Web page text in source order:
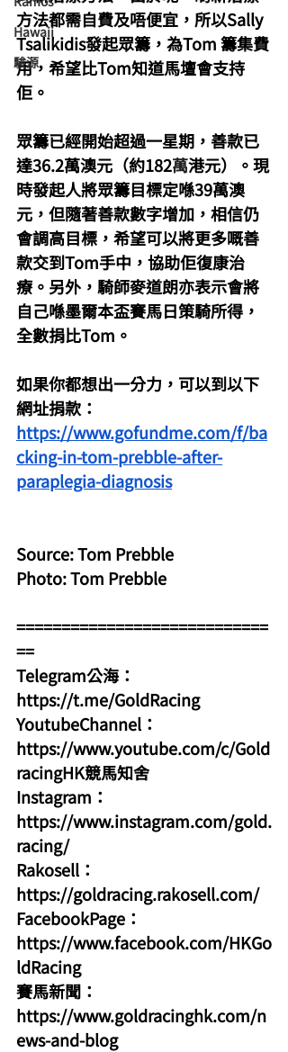
Hawaii
駿源
方法都需自費及唔便宜，所以Sally
Tsalikidis發起眾籌，為Tom 籌集費
用，希望比Tom知道馬壇會支持
佢。
眾籌已經開始超過一星期，善款已
達36.2萬澳元（約182萬港元）。現
時發起人將眾籌目標定喺39萬澳
元，但隨著善款數字增加，相信仍
會調高目標，希望可以將更多嘅善
款交到Tom手中，協助佢復康治
療。另外，騎師麥道朗亦表示會將
自己喺墨爾本盃賽馬日策騎所得，
全數捐比Tom。
如果你都想出一分力，可以到以下
網址捐款：
https://www.gofundme.com/f/ba
cking-in-tom-prebble-after-
paraplegia-diagnosis
Source: Tom Prebble
Photo: Tom Prebble
============================
==
Telegram公海：
https://t.me/GoldRacing
YoutubeChannel：
https://www.youtube.com/c/Gold
racingHK競馬知舍
Instagram：
https://www.instagram.com/gold.
racing/
Rakosell：
https://goldracing.rakosell.com/
FacebookPage：
https://www.facebook.com/HKGo
ldRacing
賽馬新聞：
https://www.goldracinghk.com/n
ews-and-blog